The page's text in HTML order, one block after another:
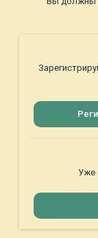
Уже